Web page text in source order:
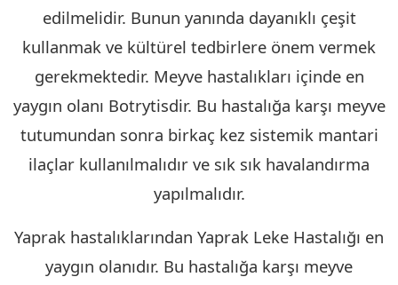
edilmelidir. Bunun yanında dayanıklı çeşit
kullanmak ve kültürel tedbirlere önem vermek
gerekmektedir. Meyve hastalıkları içinde en
yaygın olanı Botrytisdir. Bu hastalığa karşı meyve
tutumundan sonra birkaç kez sistemik mantari
ilaçlar kullanılmalıdır ve sık sık havalandırma
yapılmalıdır.
Yaprak hastalıklarından Yaprak Leke Hastalığı en
yaygın olanıdır. Bu hastalığa karşı meyve